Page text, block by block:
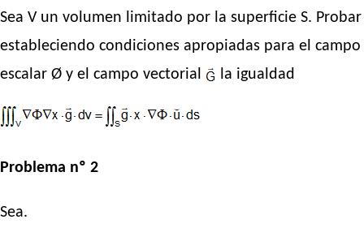
Sea V un volumen limitado por la superficie S. Probar
estableciendo condiciones apropiadas para el campo
escalar Ø y el campo vectorial
la igualdad
Problema nº 2
Sea.